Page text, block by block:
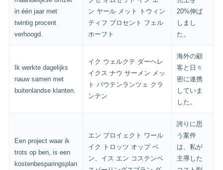
in één jaar met
twintig procent
verhoogd.
ン ヤール メット トウィン
ティフ プロセント フェル
ホーフト
20%伸ば
しまし
た。
Ik werkte dagelijks
nauw samen met
buitenlandse klanten.
イク ウェルクテ ダーヘレ
イクス ナウ サーメン メッ
ト バウテンランツェ クラ
ンテン
海外の顧
客と日々
密に連携
していま
した。
Een project waar ik
trots op ben, is een
kostenbesparingsplan
エン プロイェクト ワール
イク トロッツ オップ ベ
ン、イス エン コステンベ
誇りに思
う案件
は、私が
主導した